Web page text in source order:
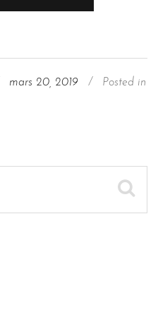
mars 20, 2019 /
Posted in